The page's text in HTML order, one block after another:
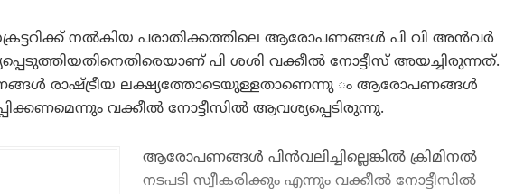
നൽകിയ പരാതിക്കത്തിലെ ആരോപണങ്ങൾ പി വി അൻവർ
പി ശശി വക്കീൽ നോട്ടീസ് അയച്ചിരുന്നത്.
രാഷ്ട്രീയ ലക്ഷ്യത്തോടെയുള്ളതാണെന്നു ം ആരോപണങ്ങൾ
വക്കീൽ നോട്ടീസിൽ ആവശ്യപ്പെടിരുന്നു.
ആരോപണങ്ങൾ പിൻവലിച്ചില്ലെങ്കിൽ ക്രിമിനൽ
നടപടി സ്വീകരിക്കും എന്നും വക്കീൽ നോട്ടീസിൽ